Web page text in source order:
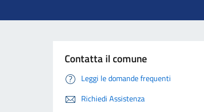
Contatta il comune
Leggi le domande frequenti
Richiedi Assistenza